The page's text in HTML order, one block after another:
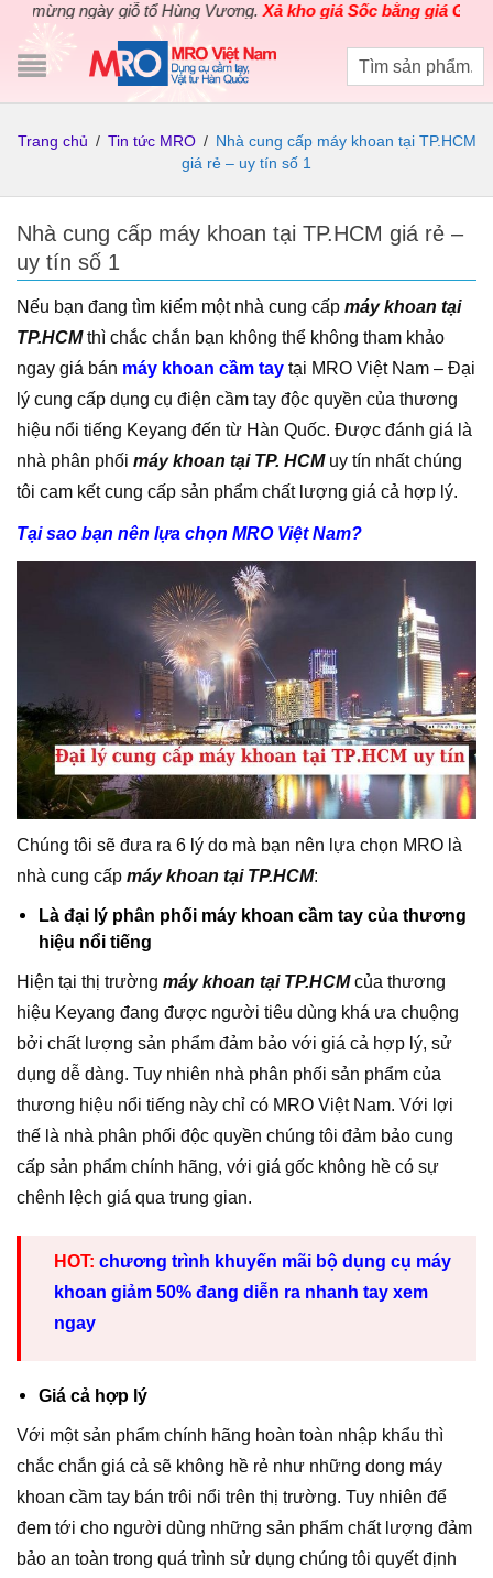
ngày giỗ tổ Hùng Vương.Xả kho giá Sốc bằng giá Gốccho
Trang chủ / Tin tức MRO / Nhà cung cấp máy khoan tại TP.HCM
giá rẻ – uy tín số 1
Nhà cung cấp máy khoan tại TP.HCM giá rẻ –
uy tín số 1
Nếu bạn đang tìm kiếm một nhà cung cấp máy khoan tại
TP.HCMthì chắc chắn bạn không thể không tham khảo
ngay giá bán máy khoan cầm tay tại MRO Việt Nam – Đại
lý cung cấp dụng cụ điện cầm tay độc quyền của thương
hiệu nổi tiếng Keyang đến từ Hàn Quốc. Được đánh giá là
nhà phân phối máy khoan tại TP. HCMuy tín nhất chúng
tôi cam kết cung cấp sản phẩm chất lượng giá cả hợp lý.
Tại sao bạn nên lựa chọn MRO Việt Nam?
Chúng tôi sẽ đưa ra 6 lý do mà bạn nên lựa chọn MRO là
nhà cung cấp máy khoan tại TP.HCM:
Là đại lý phân phối máy khoan cầm tay của thương
hiệu nổi tiếng
Hiện tại thị trường máy khoan tại TP.HCMcủa thương
hiệu Keyang đang được người tiêu dùng khá ưa chuộng
bởi chất lượng sản phẩm đảm bảo với giá cả hợp lý, sử
dụng dễ dàng. Tuy nhiên nhà phân phối sản phẩm của
thương hiệu nổi tiếng này chỉ có MRO Việt Nam. Với lợi
thế là nhà phân phối độc quyền chúng tôi đảm bảo cung
cấp sản phẩm chính hãng, với giá gốc không hề có sự
chênh lệch giá qua trung gian.
HOT: chương trình khuyến mãi bộ dụng cụ máy
khoan giảm 50% đang diễn ra nhanh tay xem
ngay
Giá cả hợp lý
Với một sản phẩm chính hãng hoàn toàn nhập khẩu thì
chắc chắn giá cả sẽ không hề rẻ như những dong máy
khoan cầm tay bán trôi nổi trên thị trường. Tuy nhiên để
đem tới cho người dùng những sản phẩm chất lượng đảm
bảo an toàn trong quá trình sử dụng chúng tôi quyết định